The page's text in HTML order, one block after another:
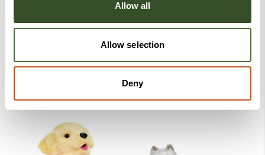
Allow all
Allow selection
Deny